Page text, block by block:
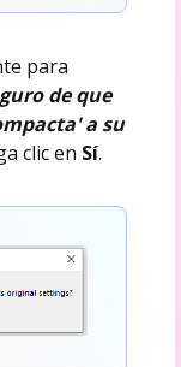
para
de que
a su
clic en Sí.